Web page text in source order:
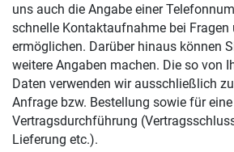
uns auch die Angabe einer
schnelle Kontaktaufnahme bei Fragen
ermöglichen. Darüber hinaus können
weitere Angaben machen. Die so von
Daten verwenden wir ausschließlich
Anfrage bzw. Bestellung sowie für
Vertragsdurchführung
Lieferung etc.).